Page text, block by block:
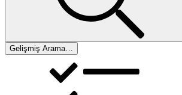
Gelişmiş Arama…